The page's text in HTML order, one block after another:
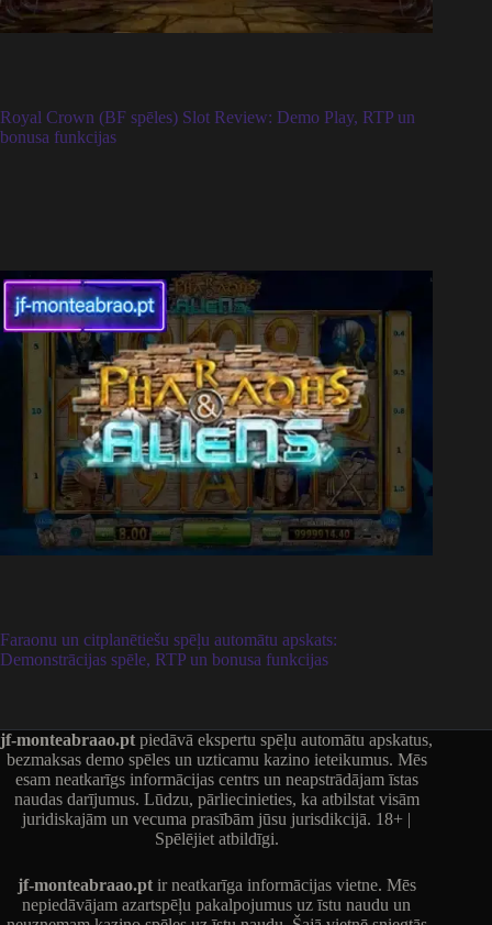
Royal Crown (BF spēles) Slot Review: Demo Play, RTP un
bonusa funkcijas
Faraonu un citplanētiešu spēļu automātu apskats:
Demonstrācijas spēle, RTP un bonusa funkcijas
jf-monteabraao.pt piedāvā ekspertu spēļu automātu apskatus,
bezmaksas demo spēles un uzticamu kazino ieteikumus. Mēs
esam neatkarīgs informācijas centrs un neapstrādājam īstas
naudas darījumus. Lūdzu, pārliecinieties, ka atbilstat visām
juridiskajām un vecuma prasībām jūsu jurisdikcijā. 18+ |
Spēlējiet atbildīgi.
jf-monteabraao.ptir neatkarīga informācijas vietne. Mēs
nepiedāvājam azartspēļu pakalpojumus uz īstu naudu un